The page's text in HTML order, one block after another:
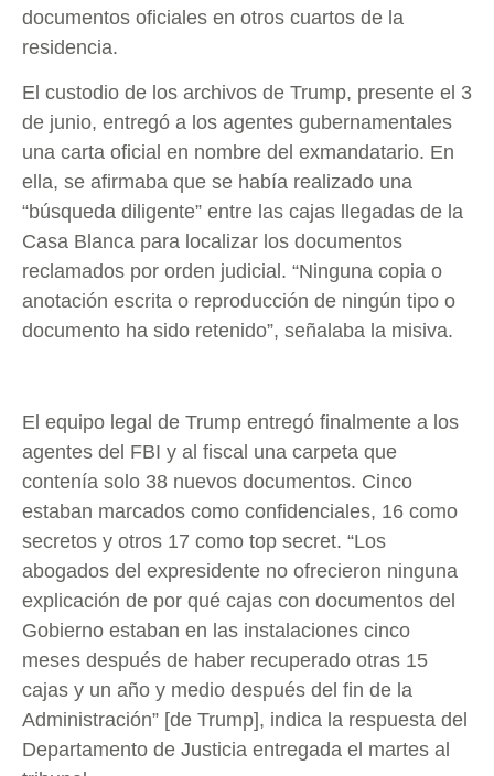
documentos oficiales en otros cuartos de la
residencia.
El custodio de los archivos de Trump, presente el 3
de junio, entregó a los agentes gubernamentales
una carta oficial en nombre del exmandatario. En
ella, se afirmaba que se había realizado una
“búsqueda diligente” entre las cajas llegadas de la
Casa Blanca para localizar los documentos
reclamados por orden judicial. “Ninguna copia o
anotación escrita o reproducción de ningún tipo o
documento ha sido retenido”, señalaba la misiva.
El equipo legal de Trump entregó finalmente a los
agentes del FBI y al fiscal una carpeta que
contenía solo 38 nuevos documentos. Cinco
estaban marcados como confidenciales, 16 como
secretos y otros 17 como top secret. “Los
abogados del expresidente no ofrecieron ninguna
explicación de por qué cajas con documentos del
Gobierno estaban en las instalaciones cinco
meses después de haber recuperado otras 15
cajas y un año y medio después del fin de la
Administración” [de Trump], indica la respuesta del
Departamento de Justicia entregada el martes al